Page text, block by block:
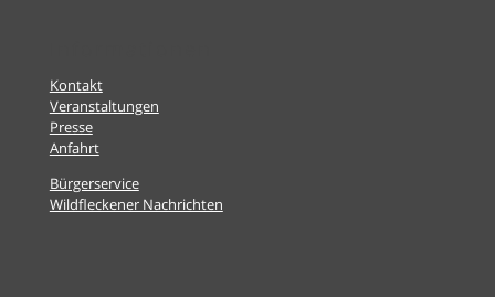
Kontakt
Veranstaltungen
Presse
Anfahrt
Bürgerservice
Wildfleckener Nachrichten